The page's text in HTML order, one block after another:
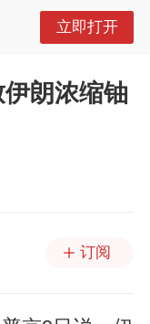
立即打开
朗浓缩铀
订阅